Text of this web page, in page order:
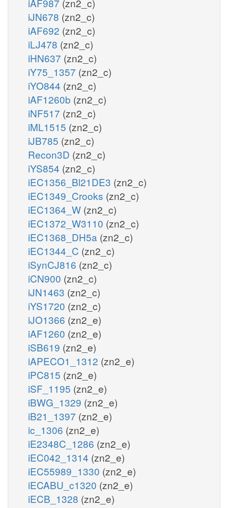
iJN678 (zn2_c)
iAF692 (zn2_c)
iLJ478 (zn2_c)
iHN637 (zn2_c)
iY75_1357 (zn2_c)
iYO844 (zn2_c)
iAF1260b (zn2_c)
iNF517 (zn2_c)
iML1515 (zn2_c)
iJB785 (zn2_c)
Recon3D (zn2_c)
iYS854 (zn2_c)
iEC1356_Bl21DE3 (zn2_c)
iEC1349_Crooks (zn2_c)
iEC1364_W (zn2_c)
iEC1372_W3110 (zn2_c)
iEC1368_DH5a (zn2_c)
iEC1344_C (zn2_c)
iSynCJ816 (zn2_c)
iCN900 (zn2_c)
iJN1463 (zn2_c)
iYS1720 (zn2_c)
iJO1366 (zn2_e)
iAF1260 (zn2_e)
iSB619 (zn2_e)
iAPECO1_1312 (zn2_e)
iPC815 (zn2_e)
iSF_1195 (zn2_e)
iBWG_1329 (zn2_e)
iB21_1397 (zn2_e)
ic_1306 (zn2_e)
iE2348C_1286 (zn2_e)
iEC042_1314 (zn2_e)
iEC55989_1330 (zn2_e)
iECABU_c1320 (zn2_e)
iECB_1328 (zn2_e)